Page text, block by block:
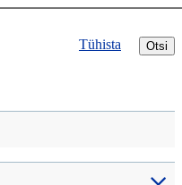
Otsi
Tühista